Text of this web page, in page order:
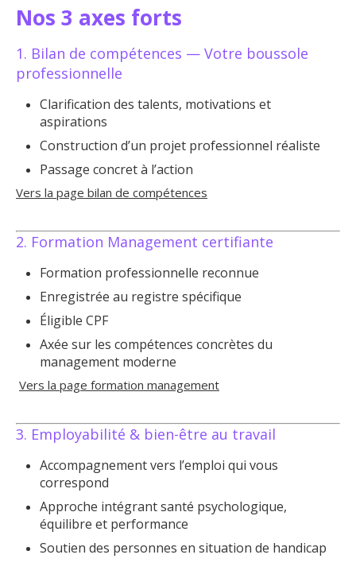
Nos 3 axes forts
1. Bilan de compétences — Votre boussole
professionnelle
Clarification des talents, motivations et
aspirations
Construction d’un projet professionnel réaliste
Passage concret à l’action
Vers la page bilan de compétences
2. Formation Management certifiante
Formation professionnelle reconnue
Enregistrée au registre spécifique
Éligible CPF
Axée sur les compétences concrètes du
management moderne
Vers la page formation management
3. Employabilité & bien-être au travail
Accompagnement vers l’emploi qui vous
correspond
Approche intégrant santé psychologique,
équilibre et performance
Soutien des personnes en situation de handicap